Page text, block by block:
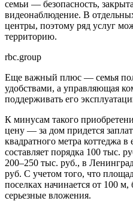
семьи — безопасность,
видеонаблюдение. В
центры, поэтому ряд услуг
территорию.
rbc.group
Еще важный плюс — семья
удобствами, а управляющая
поддерживать его
К минусам такого
цену — за дом придется
квадратного метра коттеджа
составляет порядка 100 тыс.
200–250 тыс. руб., в
руб. С учетом того, что
поселках начинается от 100
серьезные вложения.